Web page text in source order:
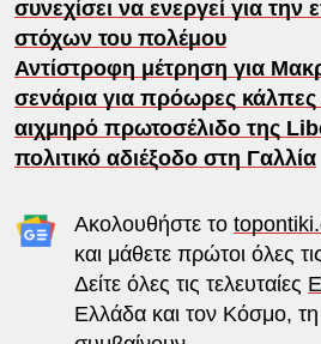
συνεχίσει να ενεργεί για
στόχων του πολέμου
Αντίστροφη μέτρηση για
σενάρια για πρόωρες κάλπες
αιχμηρό πρωτοσέλιδο της
πολιτικό αδιέξοδο στη Γαλλία
Ακολουθήστε το
και μάθετε πρώτοι όλες
Δείτε όλες τις τελευταίες
Ελλάδα και τον Κόσμο,